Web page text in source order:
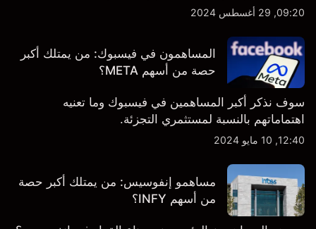
جانب قصص إخبارية مخصصة وتقارير تحليلية متعمقة - وكل
بالضبط.
09:20, 29 أغسطس 2024
المساهمون في فيسبوك: من يمتلك أكبر
حصة من أسهم META؟
سوف نذكر أكبر المساهمين في فيسبوك وما تعنيه
اهتماماتهم بالنسبة لمستثمري التجزئة.
12:40, 10 مايو 2024
مساهمو إنفوسيس: من يمتلك أكبر حصة
من أسهم INFY؟